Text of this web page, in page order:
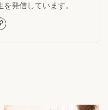
発信しています。